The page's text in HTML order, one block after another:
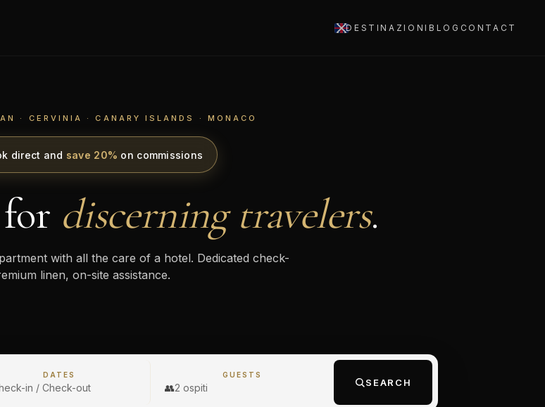
DESTINAZIONI BLOG CONTACT
· CERVINIA · CANARY ISLANDS · MONACO
direct and save 20% on commissions
discerning travelers.
with all the care of a hotel. Dedicated check-
linen, on-site assistance.
DATES
in / Check-out
GUESTS
👥2 ospiti SEARCH